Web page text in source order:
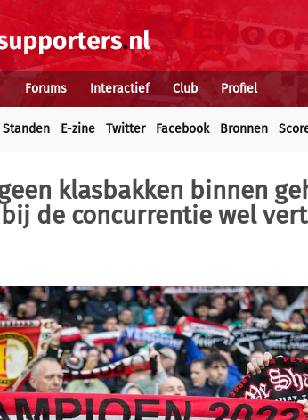
Forums Interactief Club Profiel
Standen E-zine Twitter Facebook Bronnen
klasbakken binnen
de concurrentie wel